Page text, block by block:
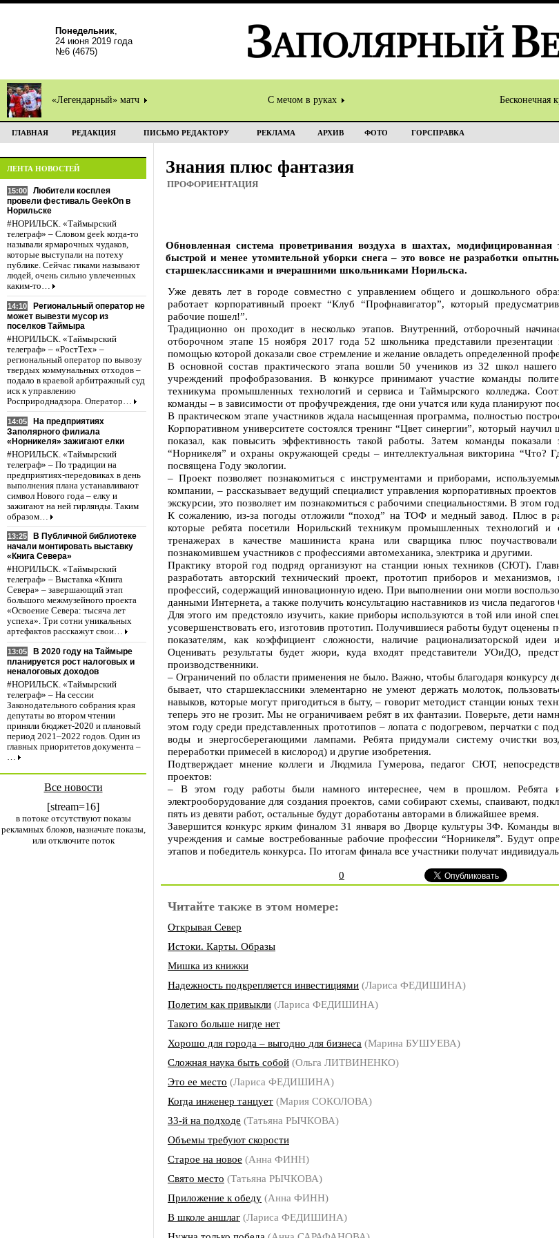
Понедельник,
24 июня 2019 года
№6 (4675)
«Легендарный» матч С мечом в руках Бесконечная
ГЛАВНАЯ РЕДАКЦИЯ ПИСЬМО РЕДАКТОРУ РЕКЛАМА АРХИВ ФОТО ГОРСПРАВКА
ЛЕНТА НОВОСТЕЙ
15:00
Любители косплея
провели фестиваль GeekOn в
Норильске
#НОРИЛЬСК. «Таймырский
телеграф» – Словом geek когда-то
называли ярмарочных чудаков,
которые выступали на потеху
публике. Сейчас гиками называют
людей, очень сильно увлеченных
каким-то…
14:10
Региональный оператор не
может вывезти мусор из
поселков Таймыра
#НОРИЛЬСК. «Таймырский
телеграф» – «РостТех» –
региональный оператор по вывозу
твердых коммунальных отходов –
подало в краевой арбитражный суд
иск к управлению
Росприроднадзора. Оператор…
14:05
На предприятиях
Заполярного филиала
«Норникеля» зажигают елки
#НОРИЛЬСК. «Таймырский
телеграф» – По традиции на
предприятиях-передовиках в день
выполнения плана устанавливают
символ Нового года – елку и
зажигают на ней гирлянды. Таким
образом…
13:25
В Публичной библиотеке
начали монтировать выставку
«Книга Севера»
#НОРИЛЬСК. «Таймырский
телеграф» – Выставка «Книга
Севера» – завершающий этап
большого межмузейного проекта
«Освоение Севера: тысяча лет
успеха». Три сотни уникальных
артефактов расскажут свои…
13:05
В 2020 году на Таймыре
планируется рост налоговых и
неналоговых доходов
#НОРИЛЬСК. «Таймырский
телеграф» – На сессии
Законодательного собрания края
депутаты во втором чтении
приняли бюджет-2020 и плановый
период 2021–2022 годов. Один из
главных приоритетов документа –
…
Все новости
[stream=16]
в потоке отсутствуют показы
рекламных блоков, назначьте показы,
или отключите поток
Знания плюс фантазия
ПРОФОРИЕНТАЦИЯ
Обновленная система проветривания воздуха в шахтах, модифицированная
быстрой и менее утомительной уборки снега – это вовсе не разработки
старшеклассниками и вчерашними школьниками Норильска.
Уже девять лет в городе совместно с управлением общего и дошкольного
работает корпоративный проект “Клуб “Профнавигатор”, который
рабочие пошел!”.
Традиционно он проходит в несколько этапов. Внутренний, отборочный
отборочном этапе 15 ноября 2017 года 52 школьника представили
помощью которой доказали свое стремление и желание овладеть определенной
В основной состав практического этапа вошли 50 учеников из 32 школ
учреждений профобразования. В конкурсе принимают участие команды
техникума промышленных технологий и сервиса и Таймырского колледжа.
команды – в зависимости от профучреждения, где они учатся или куда планируют
В практическом этапе участников ждала насыщенная программа, полностью
Корпоративном университете состоялся тренинг “Цвет синергии”, который научил
показал, как повысить эффективность такой работы. Затем команды показали
“Норникеля” и охраны окружающей среды – интеллектуальная викторина “Что?
посвящена Году экологии.
– Проект позволяет познакомиться с инструментами и приборами,
компании, – рассказывает ведущий специалист управления корпоративных
экскурсии, это позволяет им познакомиться с рабочими специальностями. В этом
К сожалению, из-за погоды отложили “поход” на ТОФ и медный завод. Плюс в
которые ребята посетили Норильский техникум промышленных технологий и
тренажерах в качестве машиниста крана или сварщика плюс
познакомившем участников с профессиями автомеханика, электрика и другими.
Практику второй год подряд организуют на станции юных техников (СЮТ).
разработать авторский технический проект, прототип приборов и
профессий, содержащий инновационную идею. При выполнении они могли
данными Интернета, а также получить консультацию наставников из числа
Для этого им предстояло изучить, какие приборы используются в той или иной
усовершенствовать его, изготовив прототип. Получившиеся работы будут оценены
показателям, как коэффициент сложности, наличие рационализаторской идеи
Оценивать результаты будет жюри, куда входят представители УОиДО,
производственники.
– Ограничений по области применения не было. Важно, чтобы благодаря конкурсу
бывает, что старшеклассники элементарно не умеют держать молоток,
навыков, которые могут пригодиться в быту, – говорит методист станции юных
теперь это не грозит. Мы не ограничиваем ребят в их фантазии. Поверьте, дети
этом году среди представленных прототипов – лопата с подогревом, перчатки с
воды и энергосберегающими лампами. Ребята придумали систему очистки
переработки примесей в кислород) и другие изобретения.
Подтверждает мнение коллеги и Людмила Гумерова, педагог СЮТ,
проектов:
– В этом году работы были намного интереснее, чем в прошлом. Ребята
электрооборудование для создания проектов, сами собирают схемы, спаивают,
пять из девяти работ, остальные будут доработаны авторами в ближайшее время.
Завершится конкурс ярким финалом 31 января во Дворце культуры ЗФ. Команды
учреждения и самые востребованные рабочие профессии “Норникеля”. Будут
этапов и победитель конкурса. По итогам финала все участники получат
0
Читайте также в этом номере:
Открывая Север
Истоки. Карты. Образы
Мишка из книжки
Надежность подкрепляется инвестициями (Лариса ФЕДИШИНА)
Полетим как привыкли (Лариса ФЕДИШИНА)
Такого больше нигде нет
Хорошо для города – выгодно для бизнеса (Марина БУШУЕВА)
Сложная наука быть собой (Ольга ЛИТВИНЕНКО)
Это ее место (Лариса ФЕДИШИНА)
Когда инженер танцует (Мария СОКОЛОВА)
33-й на подходе (Татьяна РЫЧКОВА)
Объемы требуют скорости
Старое на новое (Анна ФИНН)
Свято место (Татьяна РЫЧКОВА)
Приложение к обеду (Анна ФИНН)
В школе аншлаг (Лариса ФЕДИШИНА)